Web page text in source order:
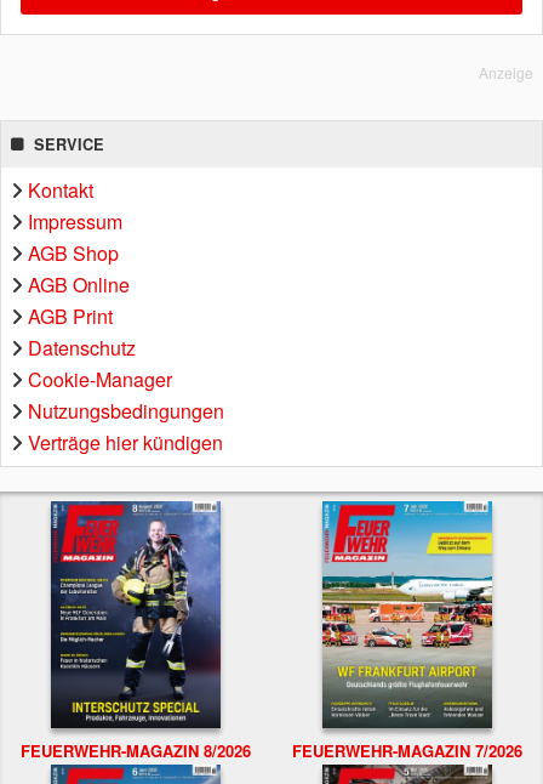
Anzeige
SERVICE
Kontakt
Impressum
AGB Shop
AGB Online
AGB Print
Datenschutz
Cookie-Manager
Nutzungsbedingungen
Verträge hier kündigen
FEUERWEHR-MAGAZIN 8/2026 FEUERWEHR-MAGAZIN 7/2026